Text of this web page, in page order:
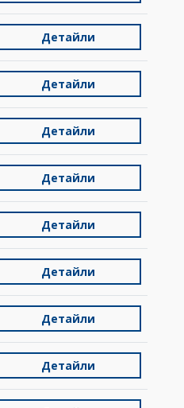
Детайли
Детайли
Детайли
Детайли
Детайли
Детайли
Детайли
Детайли